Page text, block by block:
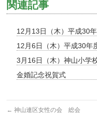
関連記事
12月13日（木）平成30
12月6日（木）平成30年
3月16日（木）神山小学
金婚記念祝賀式
← 神山連区女性の会 総会